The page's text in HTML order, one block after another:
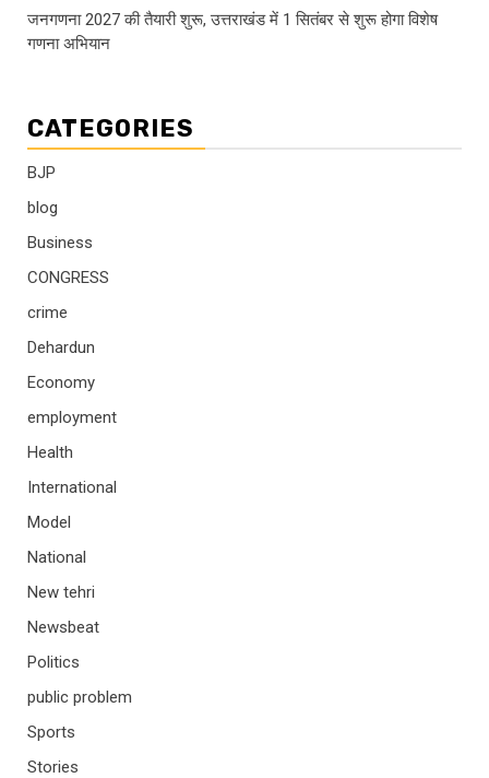
जनगणना 2027 की तैयारी शुरू, उत्तराखंड में 1 सितंबर से शुरू होगा विशेष
गणना अभियान
CATEGORIES
BJP
blog
Business
CONGRESS
crime
Dehardun
Economy
employment
Health
International
Model
National
New tehri
Newsbeat
Politics
public problem
Sports
Stories